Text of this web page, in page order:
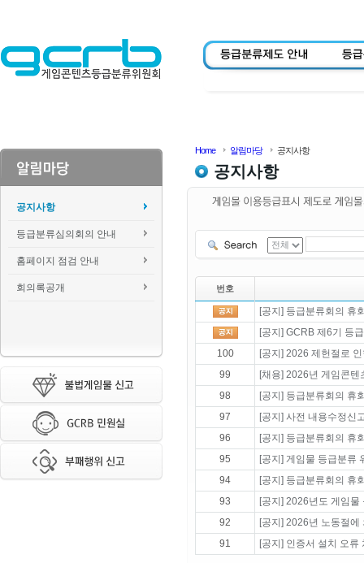
공지사항
등급분류심의회의 안내
홈페이지 점검 안내
회의록공개
Home 알림마당 공지사항
공지사항
번호
[공지] 등급분류회의 휴
[공지] GCRB 제6기 등
100
[공지] 2026 제헌절로
99
[채용] 2026년 게임콘
98
[공지] 등급분류회의 휴
97
[공지] 사전 내용수정신
96
[공지] 등급분류회의 휴
95
[공지] 게임물 등급분류
94
[공지] 등급분류회의 휴
93
[공지] 2026년도 게임
92
[공지] 2026년 노동절에
91
[공지] 인증서 설치 오류